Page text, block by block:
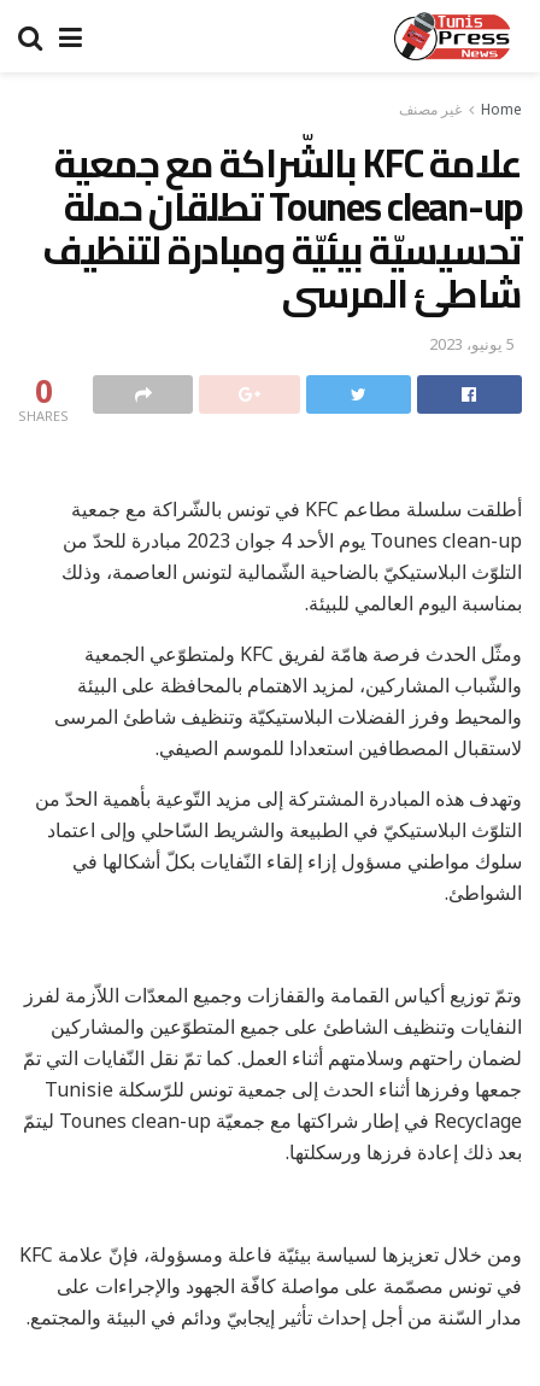
Home غير مصنف
علامة KFC بالشّراكة مع جمعية
Tounes clean-up تطلقان حملة
تحسيسيّة بيئيّة ومبادرة لتنظيف
شاطئ المرسى
5 يونيو، 2023
0
SHARES
أطلقت سلسلة مطاعم KFC في تونس بالشّراكة مع جمعية
Tounes clean-up يوم الأحد 4 جوان 2023 مبادرة للحدّ من
التلوّث البلاستيكيّ بالضاحية الشّمالية لتونس العاصمة، وذلك
بمناسبة اليوم العالمي للبيئة.
ومثّل الحدث فرصة هامّة لفريق KFC ولمتطوّعي الجمعية
والشّباب المشاركين، لمزيد الاهتمام بالمحافظة على البيئة
والمحيط وفرز الفضلات البلاستيكيّة وتنظيف شاطئ المرسى
لاستقبال المصطافين استعدادا للموسم الصيفي.
وتهدف هذه المبادرة المشتركة إلى مزيد التّوعية بأهمية الحدّ من
التلوّث البلاستيكيّ في الطبيعة والشريط السّاحلي وإلى اعتماد
سلوك مواطني مسؤول إزاء إلقاء النّفايات بكلّ أشكالها في
الشواطئ.
وتمّ توزيع أكياس القمامة والقفازات وجميع المعدّات اللاّزمة لفرز
النفايات وتنظيف الشاطئ على جميع المتطوّعين والمشاركين
لضمان راحتهم وسلامتهم أثناء العمل. كما تمّ نقل النّفايات التي تمّ
جمعها وفرزها أثناء الحدث إلى جمعية تونس للرّسكلة Tunisie
Recyclage في إطار شراكتها مع جمعيّة Tounes clean-up ليتمّ
بعد ذلك إعادة فرزها ورسكلتها.
ومن خلال تعزيزها لسياسة بيئيّة فاعلة ومسؤولة، فإنّ علامة KFC
في تونس مصمّمة على مواصلة كافّة الجهود والإجراءات على
مدار السّنة من أجل إحداث تأثير إيجابيّ ودائم في البيئة والمجتمع.